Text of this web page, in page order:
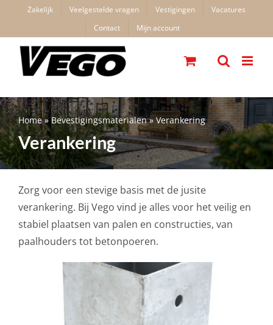
Zakelijk Veelgestelde vragen Vestigingen
Vacatures
Contact
Mijn account
Home»Bevestigingsmaterialen»Verankering
Verankering
Zorg voor een stevige basis met de jusite
verankering. Bij Vego vind je alles voor het veilig en
stabiel plaatsen van palen en constructies, van
paalhouders tot betonpoeren.